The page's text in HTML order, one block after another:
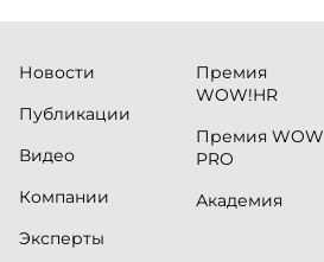
Новости
Публикации
Видео
Компании
Эксперты
Премия
WOW!HR
Премия WOW
PRO
Академия